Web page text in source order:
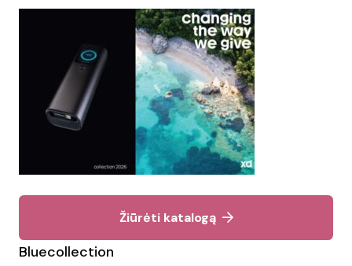
Žiūrėti katalogą
Bluecollection